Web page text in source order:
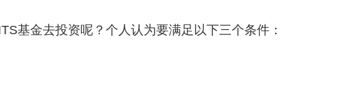
基金去投资呢？个人认为要满足以下三个条件：